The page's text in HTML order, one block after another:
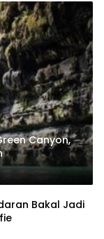
Canyon,
Bakal Jadi